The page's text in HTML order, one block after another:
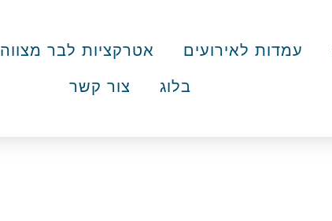
עמדות לאירועים אטרקציות לבר מצווה
בלוג צור קשר